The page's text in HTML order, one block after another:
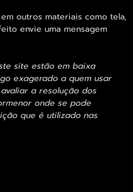
outros materiais como tela,
envie uma mensagem
site estão em baixa
exagerado a quem usar
a resolução dos
onde se pode
que é utilizado nas